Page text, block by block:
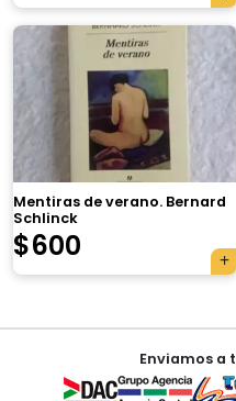
Mentiras de verano. Bernard
Schlinck
$600
NavegaciónEnviamos a
Tu
Agregá un